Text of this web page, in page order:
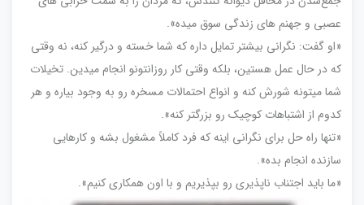
عصبی و جهنم های زندگی سوق میده».
«او گفت: نگرانی بیشتر تمایل داره که شما خسته و درگیر کنه، نه وقتی
که در حال عمل هستین، بلکه وقتی کار روزانتونو انجام میدین. تخیلات
شما میتونه شورش کنه و انواع احتمالات مسخره رو به وجود بیاره و هر
کدوم از اشتباهات کوچیک رو بزرگتر کنه».
«تنها راه حل برای نگرانی اینه که فرد کاملاً مشغول بشه و کارهایی
سازنده انجام بده».
«ما باید اجتناب ناپذیری رو بپذیریم و با اون همکاری کنیم».